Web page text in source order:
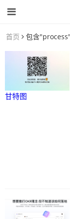
首页 包含
甘特图